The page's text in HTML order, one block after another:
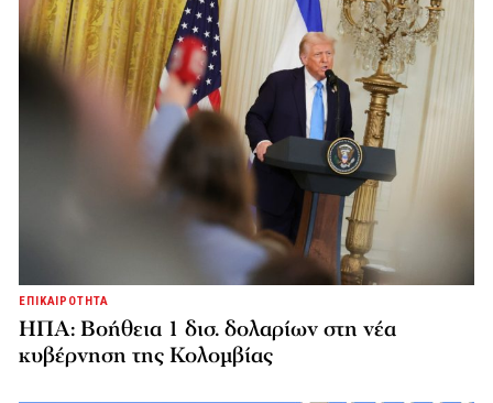
ΕΠΙΚΑΙΡΟΤΗΤΑ
ΗΠΑ: Βοήθεια 1 δισ. δολαρίων στη νέα
κυβέρνηση της Κολομβίας